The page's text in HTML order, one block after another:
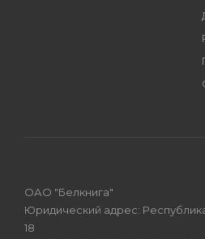
ОАО "Белкнига"
Юридический адрес:
18